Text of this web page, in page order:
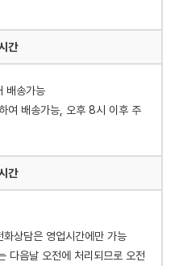
간
배송가능
여 배송가능, 오후 8시 이후 주
간
상담은 영업시간에만 가능
다음날 오전에 처리되므로 오전